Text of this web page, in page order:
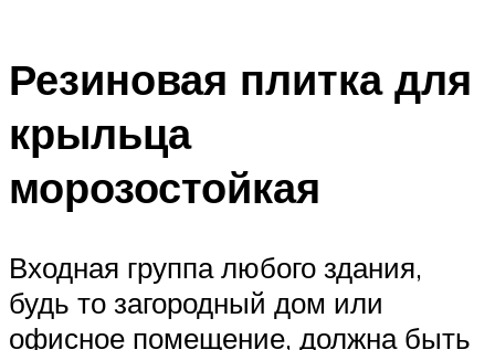
Резиновая плитка для
крыльца
морозостойкая
Входная группа любого здания,
будь то загородный дом или
офисное помещение, должна быть